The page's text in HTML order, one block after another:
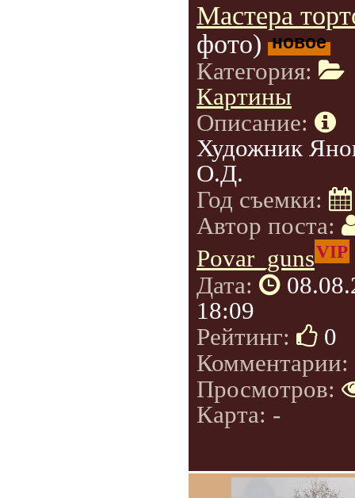
Мастера
фото) новое
Категория:
Картины
Описание:
Художник
О.Д.
Год съемки:
Автор поста:
Povar_gunsVIP
Дата:
18:09
Рейтинг:
0
Комментарии:
Просмотров:
Карта: -